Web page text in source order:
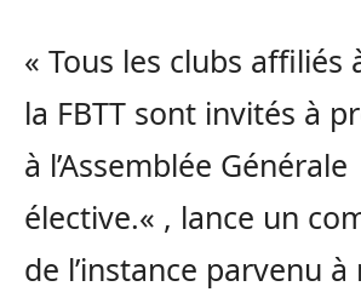
« Tous les clubs affiliés
la FBTT sont invités à
à l’Assemblée Générale
élective.« , lance un
de l’instance parvenu